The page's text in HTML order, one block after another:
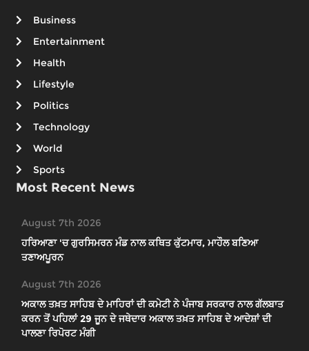
Business
Entertainment
Health
Lifestyle
Politics
Technology
World
Sports
Most Recent News
August 7th 2026
ਹਰਿਆਣਾ 'ਚ ਗੁਰਸਿਮਰਨ ਮੰਡ ਨਾਲ ਕਥਿਤ ਕੁੱਟਮਾਰ, ਮਾਹੌਲ ਬਣਿਆ
ਤਣਾਅਪੂਰਨ
August 7th 2026
ਅਕਾਲ ਤਖ਼ਤ ਸਾਹਿਬ ਦੇ ਮਾਹਿਰਾਂ ਦੀ ਕਮੇਟੀ ਨੇ ਪੰਜਾਬ ਸਰਕਾਰ ਨਾਲ ਗੱਲਬਾਤ
ਕਰਨ ਤੋਂ ਪਹਿਲਾਂ 29 ਜੂਨ ਦੇ ਜਥੇਦਾਰ ਅਕਾਲ ਤਖ਼ਤ ਸਾਹਿਬ ਦੇ ਆਦੇਸ਼ਾਂ ਦੀ
ਪਾਲਣਾ ਰਿਪੋਰਟ ਮੰਗੀ